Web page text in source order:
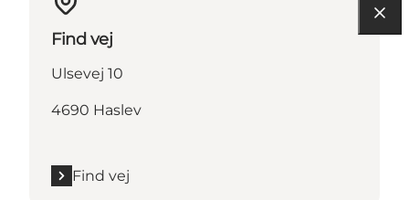
Find vej
Ulsevej 10
4690 Haslev
Find vej